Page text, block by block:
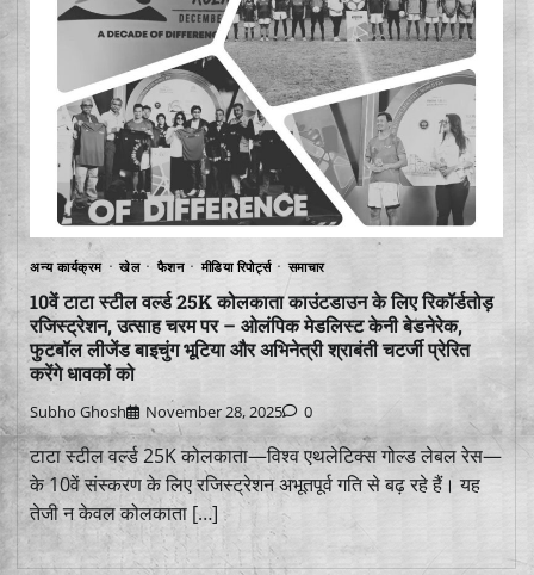
अन्य कार्यक्रम खेल फैशन मीडिया रिपोर्ट्स समाचार
10वें टाटा स्टील वर्ल्ड 25K कोलकाता काउंटडाउन के लिए रिकॉर्डतोड़
रजिस्ट्रेशन, उत्साह चरम पर – ओलंपिक मेडलिस्ट केनी बेडनेरेक,
फुटबॉल लीजेंड बाइचुंग भूटिया और अभिनेत्री श्राबंती चटर्जी प्रेरित
करेंगे धावकों को
Subho Ghosh November 28, 2025 0
टाटा स्टील वर्ल्ड 25K कोलकाता—विश्व एथलेटिक्स गोल्ड लेबल रेस—
के 10वें संस्करण के लिए रजिस्ट्रेशन अभूतपूर्व गति से बढ़ रहे हैं। यह
तेजी न केवल कोलकाता […]